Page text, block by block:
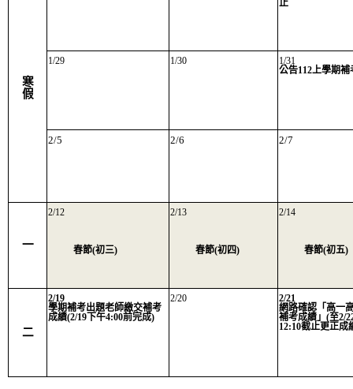
寒
假
止
1/29 1/30
1/31
公告112上學期補
2/5 2/6 2/7
一
2/12
春節(初三)
2/13
春節(初四)
2/14
春節(初五)
二
2/19
學期補考出題老師繳交補考
成績(2/19下午4:00前完成)
2/20
2/21
網路確認「高一
補考成績」(至2/
12:10截止更正成